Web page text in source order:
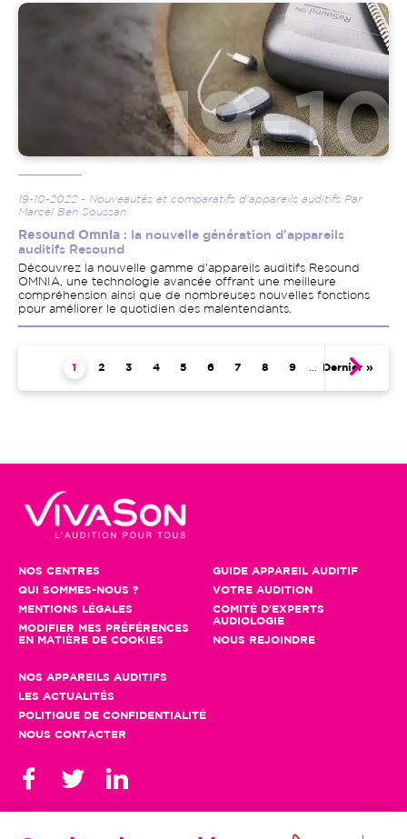
Image
19-10-2022 - Nouveautés et comparatifs d'appareils auditifs Par
Marcel Ben Soussan
Resound Omnia : la nouvelle génération d'appareils
auditifs Resound
Découvrez la nouvelle gamme d'appareils auditifs Resound
OMNIA, une technologie avancée offrant une meilleure
compréhension ainsi que de nombreuses nouvelles fonctions
pour améliorer le quotidien des malentendants.
Page courante
1 Page
2 Page
3 Page
4 Page
5 Page
6 Page
7 Page
8 Page
9 Dernière page
Dernier »
NOS CENTRES
QUI SOMMES-NOUS ?
MENTIONS LÉGALES
MODIFIER MES PRÉFÉRENCES
EN MATIÈRE DE COOKIES
GUIDE APPAREIL AUDITIF
VOTRE AUDITION
COMITÉ D'EXPERTS
AUDIOLOGIE
NOUS REJOINDRE
NOS APPAREILS AUDITIFS
LES ACTUALITÉS
POLITIQUE DE CONFIDENTIALITÉ
NOUS CONTACTER